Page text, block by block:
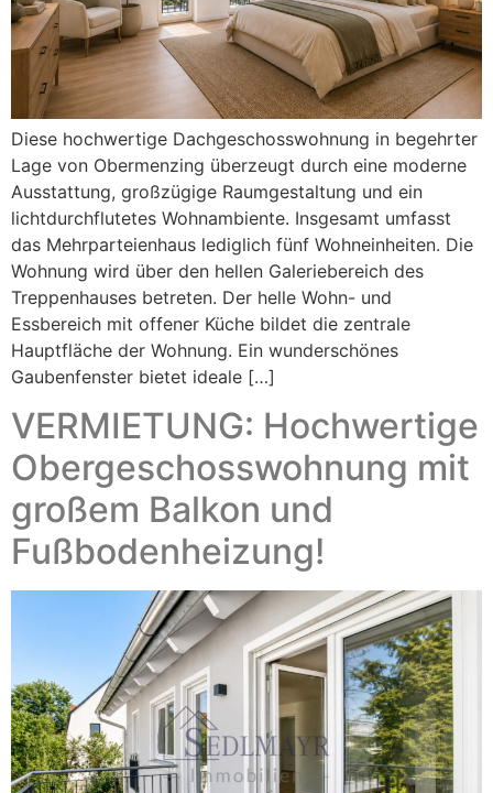
Diese hochwertige Dachgeschosswohnung in begehrter
Lage von Obermenzing überzeugt durch eine moderne
Ausstattung, großzügige Raumgestaltung und ein
lichtdurchflutetes Wohnambiente. Insgesamt umfasst
das Mehrparteienhaus lediglich fünf Wohneinheiten. Die
Wohnung wird über den hellen Galeriebereich des
Treppenhauses betreten. Der helle Wohn- und
Essbereich mit offener Küche bildet die zentrale
Hauptfläche der Wohnung. Ein wunderschönes
Gaubenfenster bietet ideale […]
VERMIETUNG: Hochwertige
Obergeschosswohnung mit
großem Balkon und
Fußbodenheizung!